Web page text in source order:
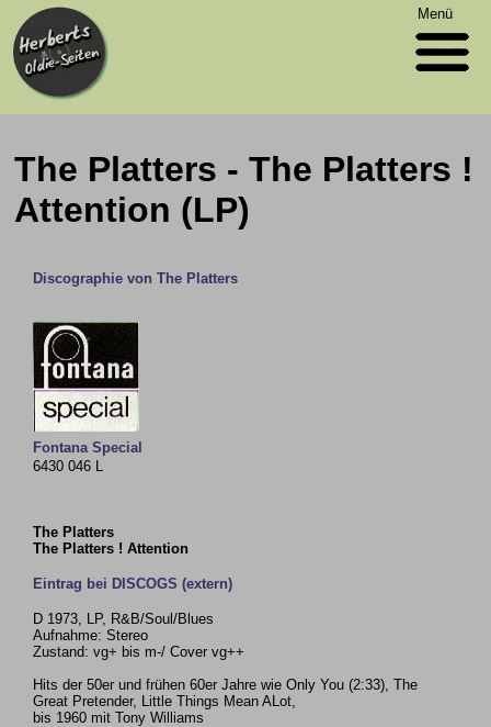
Menü
The Platters - The Platters !
Attention (LP)
Discographie von The Platters
Fontana Special
6430 046 L
The Platters
The Platters ! Attention
Eintrag bei DISCOGS (extern)
D 1973, LP, R&B/Soul/Blues
Aufnahme: Stereo
Zustand: vg+ bis m-/ Cover vg++
Hits der 50er und frühen 60er Jahre wie Only You (2:33), The
Great Pretender, Little Things Mean ALot,
bis 1960 mit Tony Williams